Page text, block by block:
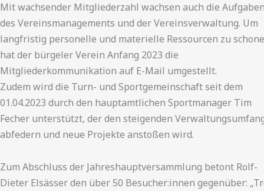
Mit wachsender Mitgliederzahl wachsen auch die Aufgaben
des Vereinsmanagements und der Vereinsverwaltung. Um
langfristig personelle und materielle Ressourcen zu
hat der bürgeler Verein Anfang 2023 die
Mitgliederkommunikation auf E-Mail umgestellt.
Zudem wird die Turn- und Sportgemeinschaft seit dem
01.04.2023 durch den hauptamtlichen Sportmanager Tim
Fecher unterstützt, der den steigenden
abfedern und neue Projekte anstoßen wird.
Zum Abschluss der Jahreshauptversammlung betont Rolf-
Dieter Elsässer den über 50 Besucher:innen gegenüber: